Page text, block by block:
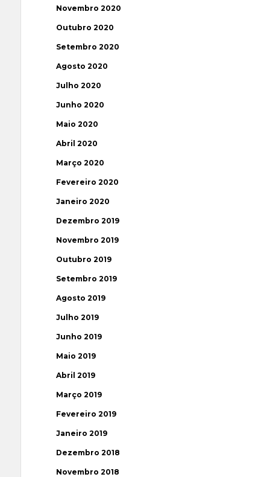
Novembro 2020
Outubro 2020
Setembro 2020
Agosto 2020
Julho 2020
Junho 2020
Maio 2020
Abril 2020
Março 2020
Fevereiro 2020
Janeiro 2020
Dezembro 2019
Novembro 2019
Outubro 2019
Setembro 2019
Agosto 2019
Julho 2019
Junho 2019
Maio 2019
Abril 2019
Março 2019
Fevereiro 2019
Janeiro 2019
Dezembro 2018
Novembro 2018